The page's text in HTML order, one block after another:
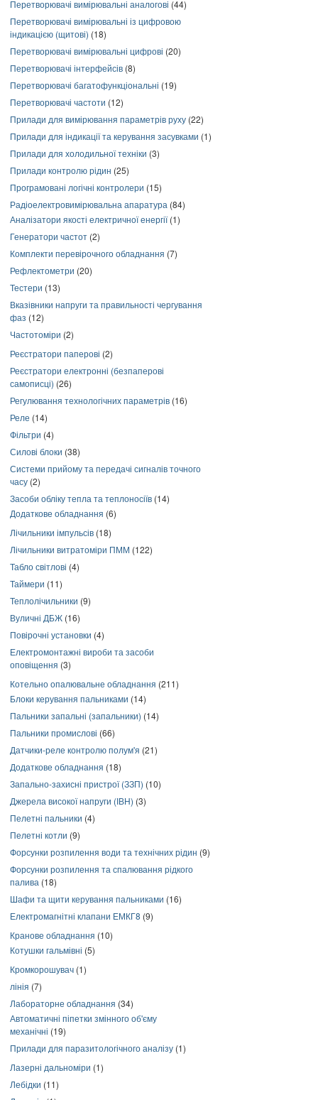
Перетворювачі вимірювальні аналогові (44)
Перетворювачі вимірювальні із цифровою
індикацією (щитові) (18)
Перетворювачі вимірювальні цифрові (20)
Перетворювачі інтерфейсів (8)
Перетворювачі багатофункціональні (19)
Перетворювачі частоти (12)
Прилади для вимірювання параметрів руху (22)
Прилади для індикації та керування засувками (1)
Прилади для холодильної техніки (3)
Прилади контролю рідин (25)
Програмовані логічні контролери (15)
Радіоелектровимірювальна апаратура (84)
Аналізатори якості електричної енергії(1)
Генератори частот (2)
Комплекти перевірочного обладнання (7)
Рефлектометри (20)
Тестери (13)
Вказівники напруги та правильності чергування
фаз (12)
Частотоміри (2)
Реєстратори паперові (2)
Реєстратори електронні (безпаперові
самописці) (26)
Регулювання технологічних параметрів (16)
Реле (14)
Фільтри (4)
Силові блоки (38)
Системи прийому та передачі сигналів точного
часу (2)
Засоби обліку тепла та теплоносіїв (14)
Додаткове обладнання (6)
Лічильники імпульсів (18)
Лічильники витратоміри ПММ (122)
Табло світлові (4)
Таймери (11)
Теплолічильники (9)
Вуличні ДБЖ (16)
Повірочні установки (4)
Електромонтажні вироби та засоби
оповіщення (3)
Котельно опалювальне обладнання (211)
Блоки керування пальниками (14)
Пальники запальні (запальники) (14)
Пальники промислові (66)
Датчики-реле контролю полум'я (21)
Додаткове обладнання (18)
Запально-захисні пристрої (ЗЗП) (10)
Джерела високої напруги (ІВН) (3)
Пелетні пальники (4)
Пелетні котли (9)
Форсунки розпилення води та технічних рідин (9)
Форсунки розпилення та спалювання рідкого
палива (18)
Шафи та щити керування пальниками (16)
Електромагнітні клапани ЕМКГ8 (9)
Кранове обладнання (10)
Котушки гальмівні (5)
Кромкорошувач (1)
лінія (7)
Лабораторне обладнання (34)
Автоматичні піпетки змінного об'єму
механічні (19)
Прилади для паразитологічного аналізу (1)
Лазерні дальноміри (1)
Лебідки (11)